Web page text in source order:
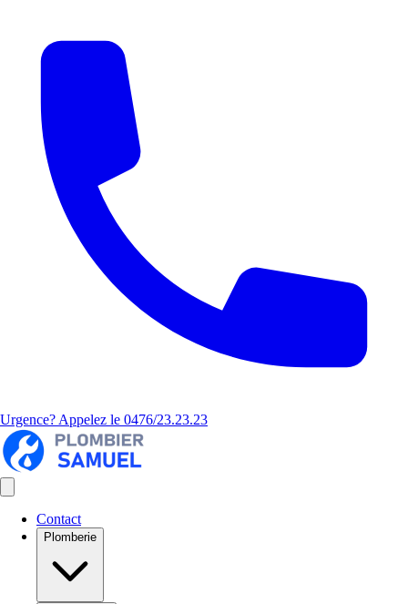
Urgence? Appelez le 0476/23.23.23
Contact
Plomberie